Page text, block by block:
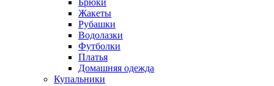
Брюки
Жакеты
Рубашки
Водолазки
Футболки
Платья
Домашняя одежда
Купальники